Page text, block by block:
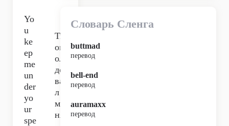
Yo
u
ke
ep
me
un
der
yo
ur
spe
Ты
ок
ол
до
ва
л
ме
ня,
Словарь Сленга
buttmad
перевод
bell-end
перевод
auramaxx
перевод